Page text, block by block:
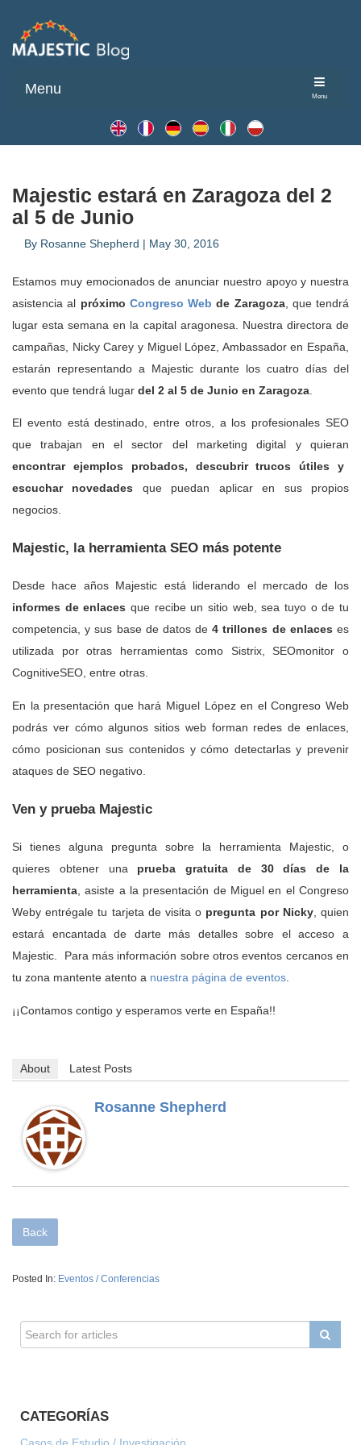
Menu
Menu
Majestic estará en Zaragoza del 2
al 5 de Junio
By Rosanne Shepherd | May 30, 2016
Estamos muy emocionados de anunciar nuestro apoyo y nuestra
asistencia al próximo Congreso Web de Zaragoza, que tendrá
lugar esta semana en la capital aragonesa. Nuestra directora de
campañas, Nicky Carey y Miguel López, Ambassador en España,
estarán representando a Majestic durante los cuatro días del
evento que tendrá lugar del 2 al 5 de Junio en Zaragoza
El evento está destinado, entre otros, a los profesionales SEO
que trabajan en el sector del marketing digital y quieran
encontrar ejemplos probados, descubrir trucos útiles y
escuchar novedades que puedan aplicar en sus propios
negocios.
Majestic, la herramienta SEO más potente
Desde hace años Majestic está liderando el mercado de los
informes de enlaces que recibe un sitio web, sea tuyo o de tu
competencia, y sus base de datos de4 trillones de enlaces es
utilizada por otras herramientas como Sistrix, SEOmonitor o
CognitiveSEO, entre otras.
En la presentación que hará Miguel López en el Congreso Web
podrás ver cómo algunos sitios web forman redes de enlaces,
cómo posicionan sus contenidos y cómo detectarlas y prevenir
ataques de SEO negativo.
Ven y prueba Majestic
Si tienes alguna pregunta sobre la herramienta Majestic, o
quieres obtener una prueba gratuita de 30 días de la
herramienta , asiste a la presentación de Miguel en el Congreso
Weby entrégale tu tarjeta de visita o pregunta por Nicky, quien
estará encantada de darte más detalles sobre el acceso a
Majestic. Para más información sobre otros eventos cercanos en
tu zona mantente atento a nuestra página de eventos
¡¡Contamos contigo y esperamos verte en España!!
About Latest Posts
Rosanne Shepherd
Back
Posted In: Eventos / Conferencias
CATEGORÍAS